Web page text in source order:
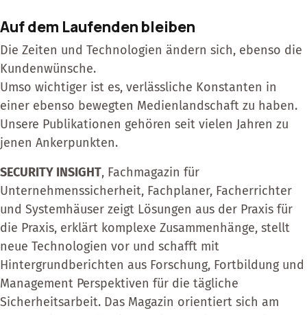
Auf dem Laufenden bleiben
Die Zeiten und Technologien ändern sich, ebenso die
Kundenwünsche.
Umso wichtiger ist es, verlässliche Konstanten in
einer ebenso bewegten Medienlandschaft zu haben.
Unsere Publikationen gehören seit vielen Jahren zu
jenen Ankerpunkten.
SECURITY INSIGHT, Fachmagazin für
Unternehmenssicherheit, Fachplaner, Facherrichter
und Systemhäuser zeigt Lösungen aus der Praxis für
die Praxis, erklärt komplexe Zusammenhänge, stellt
neue Technologien vor und schafft mit
Hintergrundberichten aus Forschung, Fortbildung und
Management Perspektiven für die tägliche
Sicherheitsarbeit. Das Magazin orientiert sich am